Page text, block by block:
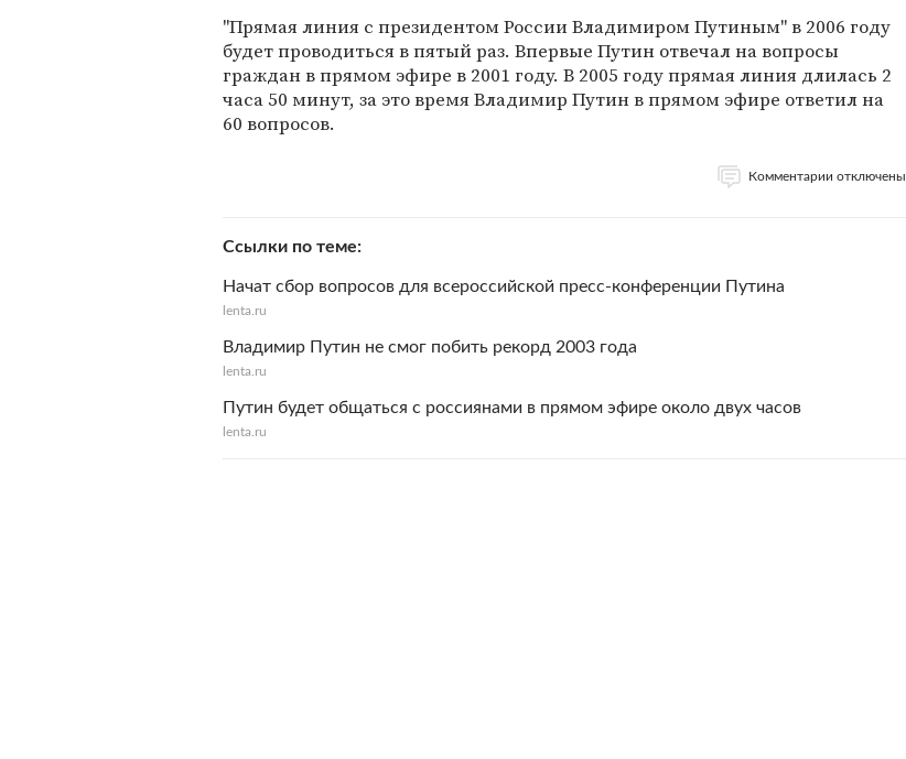
"Прямая линия с президентом России Владимиром Путиным" в 2006 году
будет проводиться в пятый раз. Впервые Путин отвечал на вопросы
граждан в прямом эфире в 2001 году. В 2005 году прямая линия длилась 2
часа 50 минут, за это время Владимир Путин в прямом эфире ответил на
60 вопросов.
Комментарии отключены
Ссылки по теме
Начат сбор вопросов для всероссийской пресс-конференции Путина
lenta.ru
Владимир Путин не смог побить рекорд 2003 года
lenta.ru
Путин будет общаться с россиянами в прямом эфире около двух часов
lenta.ru